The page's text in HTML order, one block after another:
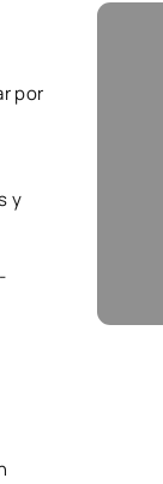
por
y